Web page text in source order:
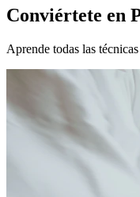
Conviértete en
Aprende todas las